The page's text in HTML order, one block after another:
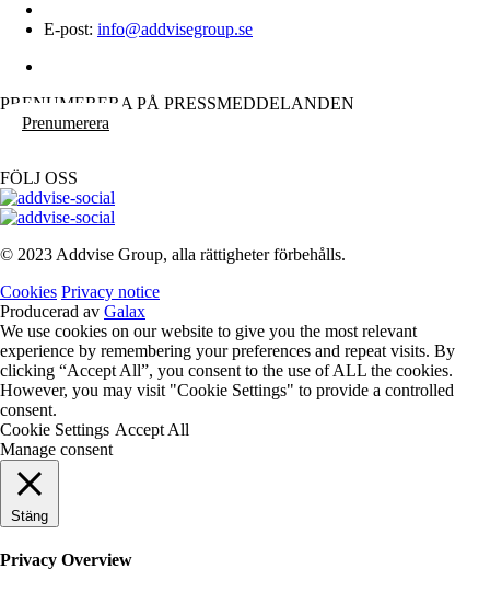
E-post: info@addvisegroup.se
PRENUMERERA PÅ PRESSMEDDELANDEN
Prenumerera
FÖLJ OSS
© 2023 Addvise Group, alla rättigheter förbehålls.
Cookies Privacy notice
Producerad av Galax
We use cookies on our website to give you the most relevant
experience by remembering your preferences and repeat visits. By
clicking “Accept All”, you consent to the use of ALL the cookies.
However, you may visit "Cookie Settings" to provide a controlled
consent.
Cookie Settings Accept All
Manage consent
Stäng
Privacy Overview